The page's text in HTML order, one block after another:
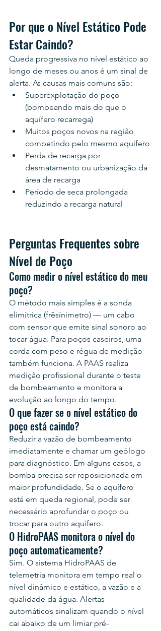
Por que o Nível Estático Pode
Estar Caindo?
Queda progressiva no nível estático ao
longo de meses ou anos é um sinal de
alerta. As causas mais comuns são:
Superexplotação do poço
(bombeando mais do que o
aquífero recarrega)
Muitos poços novos na região
competindo pelo mesmo aquífero
Perda de recarga por
desmatamento ou urbanização da
área de recarga
Período de seca prolongada
reduzindo a recarga natural
Perguntas Frequentes sobre
Nível de Poço
Como medir o nível estático do meu
poço?
O método mais simples é a sonda
elimítrica (frêsínimetro) — um cabo
com sensor que emite sinal sonoro ao
tocar água. Para poços caseiros, uma
corda com peso e régua de medição
também funciona. A PAAS realiza
medição profissional durante o teste
de bombeamento e monitora a
evolução ao longo do tempo.
O que fazer se o nível estático do
poço está caindo?
Reduzir a vazão de bombeamento
imediatamente e chamar um geólogo
para diagnóstico. Em alguns casos, a
bomba precisa ser reposicionada em
maior profundidade. Se o aquífero
está em queda regional, pode ser
necessário aprofundar o poço ou
trocar para outro aquífero.
O HidroPAAS monitora o nível do
poço automaticamente?
Sim. O sistema HidroPAAS de
telemetria monitora em tempo real o
nível dinâmico e estático, a vazão e a
qualidade da água. Alertas
automáticos sinalizam quando o nível
cai abaixo de um limiar pré-